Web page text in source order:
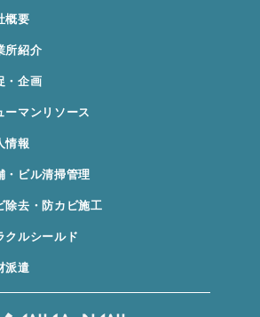
概要
所紹介
・企画
ーマンリソース
情報
・ビル清掃管理
除去・防カビ施工
クルシールド
派遣